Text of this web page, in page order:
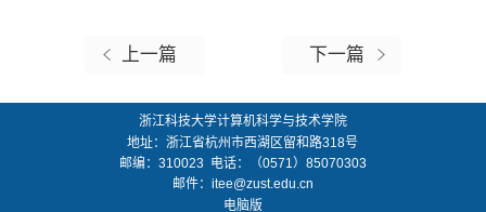
上一篇 下一篇
浙江科技大学计算机科学与技术学院
地址：浙江省杭州市西湖区留和路318号
邮编： 310023 电话：（0571）85070303
邮件： itee@zust.edu.cn
电脑版